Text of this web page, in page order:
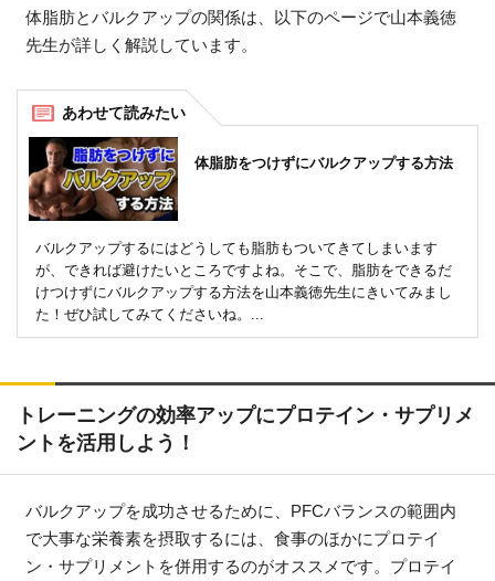
体脂肪とバルクアップの関係は、以下のページで山本義徳
先生が詳しく解説しています。
体脂肪をつけずにバルクアップする方法
バルクアップするにはどうしても脂肪もついてきてしまいます
が、できれば避けたいところですよね。そこで、脂肪をできるだ
けつけずにバルクアップする方法を山本義徳先生にきいてみまし
た！ぜひ試してみてくださいね。...
トレーニングの効率アップにプロテイン・サプリメ
ントを活用しよう！
バルクアップを成功させるために、PFCバランスの範囲内
で大事な栄養素を摂取するには、食事のほかにプロテイ
ン・サプリメントを併用するのがオススメです。プロテイ